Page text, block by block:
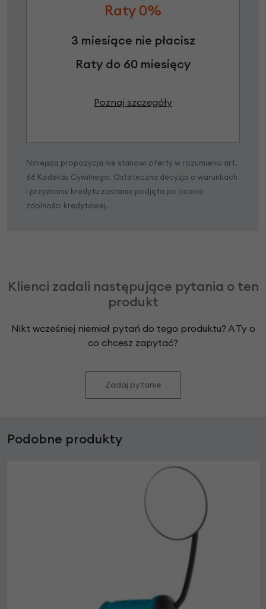
Raty 0%
3 miesiące nie płacisz
Raty do 60 miesięcy
Poznaj szczegóły
Niniejsza propozycja nie stanowi oferty w rozumieniu art.
66 Kodeksu Cywilnego. Ostateczna decyzja o warunkach
i przyznaniu kredytu zostanie podjęta po ocenie
zdolności kredytowej.
Klienci zadali następujące pytania o ten
produkt
Nikt wcześniej niemiał pytań do tego produktu? A Ty o
co chcesz zapytać?
Zadaj pytanie
Podobne produkty